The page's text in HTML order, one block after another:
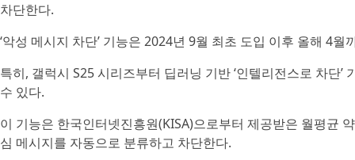
차단한다.
‘악성 메시지 차단’ 기능은 2024년 9월 최초 도입 이후 올해 4
특히, 갤럭시 S25 시리즈부터 딥러닝 기반 ‘인텔리전스로 차단
수 있다.
이 기능은 한국인터넷진흥원(KISA)으로부터 제공받은 월평균
심 메시지를 자동으로 분류하고 차단한다.